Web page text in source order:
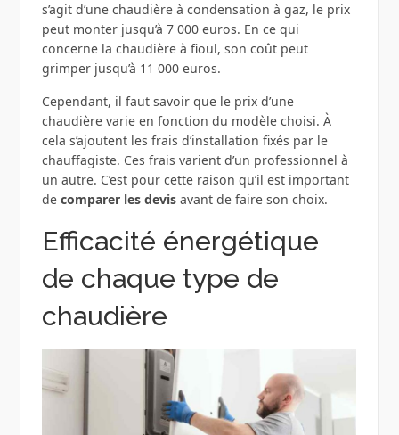
s’agit d’une chaudière à condensation à gaz, le prix
peut monter jusqu’à 7 000 euros. En ce qui
concerne la chaudière à fioul, son coût peut
grimper jusqu’à 11 000 euros.
Cependant, il faut savoir que le prix d’une
chaudière varie en fonction du modèle choisi. À
cela s’ajoutent les frais d’installation fixés par le
chauffagiste. Ces frais varient d’un professionnel à
un autre. C’est pour cette raison qu’il est important
de comparer les devis avant de faire son choix.
Efficacité énergétique
de chaque type de
chaudière